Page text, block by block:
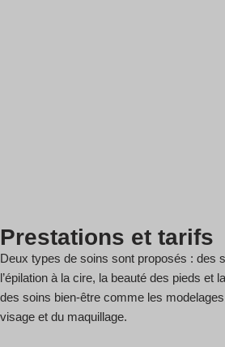
Prestations et tarifs
Deux types de soins sont proposés : des
l’épilation à la cire, la beauté des pieds et
des soins bien-être comme les
visage et du maquillage.